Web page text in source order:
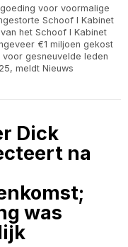
voor voormalige
Schoof I Kabinet
het Schoof I Kabinet
€1 miljoen gekost
gesneuvelde leden
meldt Nieuws
Dick
na
was